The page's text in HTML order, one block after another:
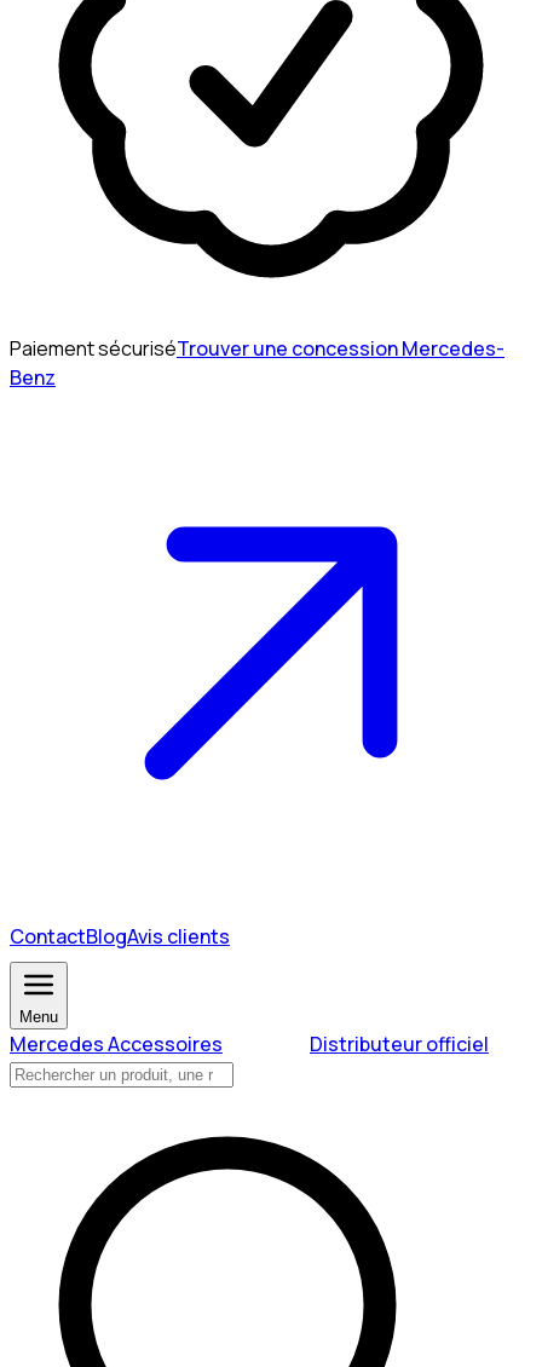
Paiement sécuriséTrouver une concession Mercedes-
Benz
ContactBlogAvis clients
Menu
Mercedes Accessoires Distributeur officiel